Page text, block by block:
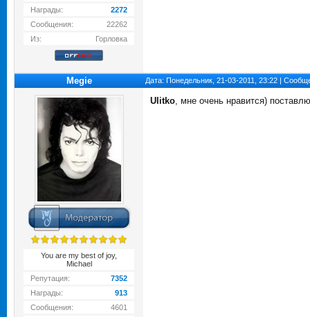
Награды:
2272
Сообщения:
22262
Из:
Горловка
Megie Дата: Понедельник, 21-03-2011, 23:22 |
You are my best of joy,
Michael
Репутация:
7352
Награды:
913
Сообщения:
4601
Ulitko, мне очень нравится)